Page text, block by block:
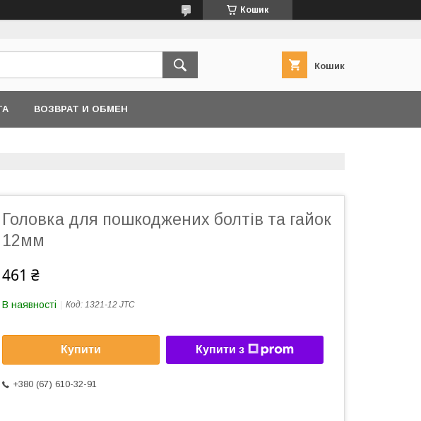
Кошик
Кошик
ВОЗВРАТ И ОБМЕН
Головка для пошкоджених болтів та гайок
12мм
461 ₴
В наявності Код: 1321-12 JTC
Купити Купити з
+380 (67) 610-32-91